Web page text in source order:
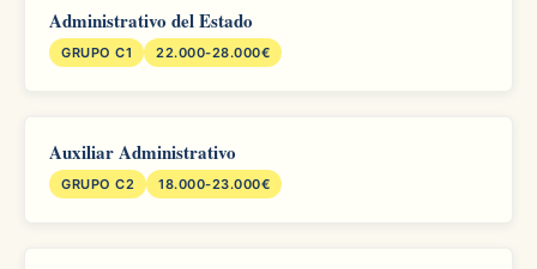
Administrativo del Estado
GRUPO C1 22.000-28.000€
Auxiliar Administrativo
GRUPO C2 18.000-23.000€